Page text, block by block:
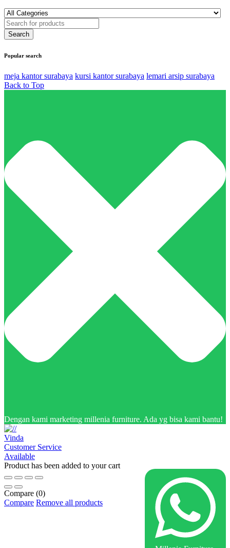
Popular search
meja kantor surabaya kursi kantor surabaya lemari arsip surabaya
Back to Top
Dengan kami marketing millenia furniture. Ada yg bisa kami bantu!
Vinda
Customer Service
Available
Product has been added to your cart
Compare (0)
Compare Remove all products